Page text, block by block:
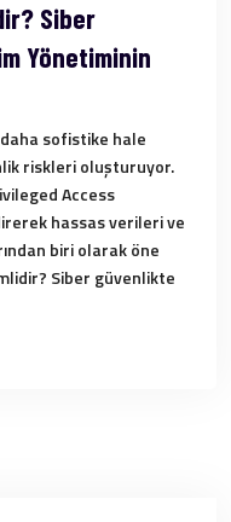
Siber
Yönetiminin
sofistike hale
riskleri oluşturuyor.
Access
hassas verileri ve
biri olarak öne
Siber güvenlikte